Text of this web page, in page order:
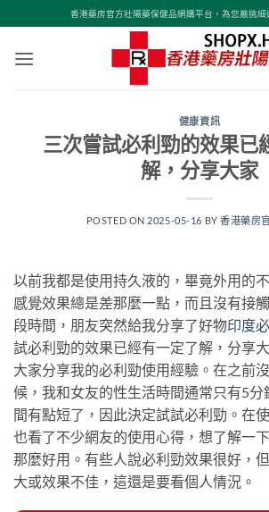
to
content
香港藥房官方壯陽藥保健品網購平台，為您嚴挑細
健康資訊
三次嘗試必利勁的效果已
解，分享大家
POSTED ON 2025-05-16 BY香港藥房
以前我都是使用持久液的，畢竟外用的
感覺效果總是差那麼一點，而且沒有接
段時間，朋友突然給我分享了好物印度
試必利勁的效果已經有一定了解，分享
大家分享我的必利勁使用經驗。在之前
候，我和女友的性生活時間通常只有5分
間有點短了，因此決定試試必利勁。在
也看了不少網友的使用心得，想了解一
那麼好用。有些人說必利勁效果很好，
大或效果不佳，這還是要看個人情況。